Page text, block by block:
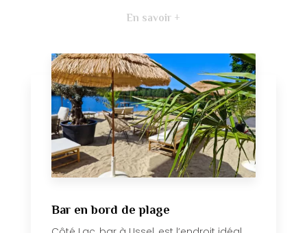
En savoir +
Bar en bord de plage